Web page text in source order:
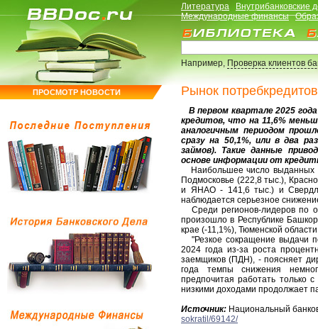
ПРОСМОТР НОВОСТИ
Литература
Внутрибанковские
Международные финансы
Например,Проверка клиентов
Рынок
В первом квартале 2025
кредитов, что на 11,6%
аналогичным периодом
сразу на 50,1%, или в два
займов). Такие данные
основе информации от
Наибольшее число выданных
Подмосковье (222,8 тыс.),
и ЯНАО - 141,6 тыс.) и
наблюдается серьезное
Среди регионов-лидеров по
произошло в Республике
крае (-11,1%), Тюменской
"Резкое сокращение выдачи
2024 года из-за роста
заемщиков (ПДН), - поясняет
года темпы снижения
предпочитая работать только
низкими доходами продолжает
Источник: Национальный
sokratil/69142/